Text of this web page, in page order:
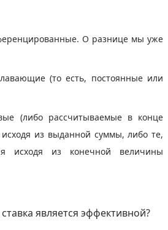
О разнице мы уже
(то есть, постоянные или
(либо рассчитываемые в конце
исходя из выданной суммы, либо те,
исходя из конечной величины
является эффективной?